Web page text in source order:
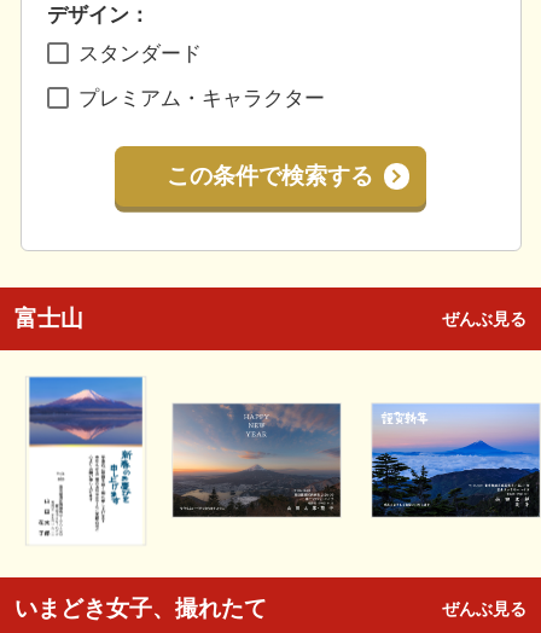
デザイン：
スタンダード
プレミアム・キャラクター
この条件で検索する
富士山 ぜんぶ見る
いまどき女子、撮れたて ぜんぶ見る